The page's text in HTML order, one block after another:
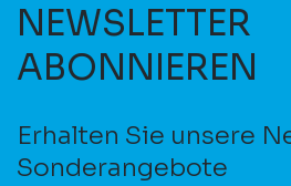
NEWSLETTER
ABONNIEREN
Erhalten Sie unsere
Sonderangebote